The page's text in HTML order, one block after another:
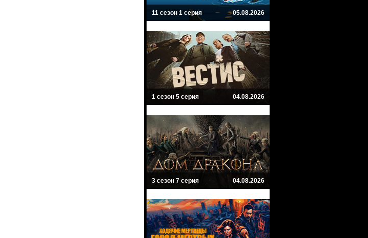
11 сезон 1 серия 05.08.2026
1 сезон 5 серия 04.08.2026
3 сезон 7 серия 04.08.2026